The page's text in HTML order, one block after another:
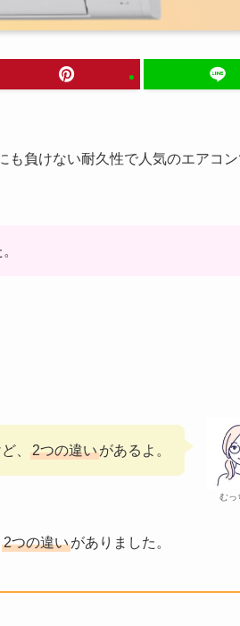
も負けない耐久性で人気のエアコ
むっ
、 2つの違いがあるよ。
2つの違いがありました。